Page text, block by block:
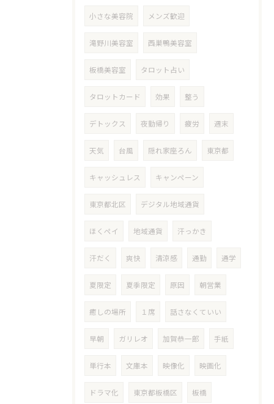
小さな美容院 メンズ歓迎
滝野川美容室 西巣鴨美容室
板橋美容室 タロット占い
タロットカード 効果 整う
デトックス 夜勤帰り 疲労 週末
天気 台風 隠れ家座ろん 東京都
キャッシュレス キャンペーン
東京都北区 デジタル地域通貨
ほくペイ 地域通貨 汗っかき
汗だく 爽快 清涼感 通勤 通学
夏限定 夏季限定 原因 朝営業
癒しの場所 １席 話さなくていい
早朝 ガリレオ 加賀恭一郎 手紙
単行本 文庫本 映像化 映画化
ドラマ化 東京都板橋区 板橋